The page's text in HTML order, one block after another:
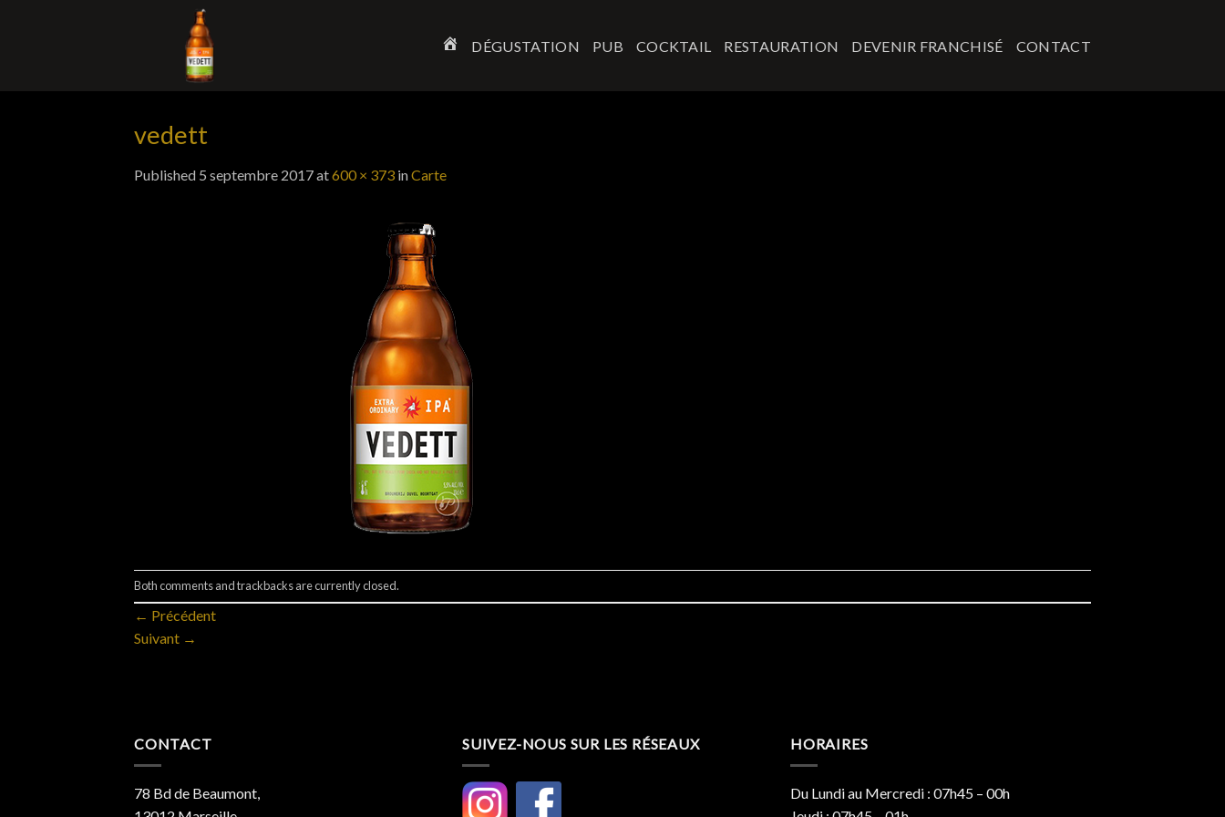
ACCUEIL
DÉGUSTATION PUB COCKTAIL RESTAURATION DEVENIR FRANCHISÉ CONTACT
vedett
Published 5 septembre 2017at600 × 373 inCarte
Both comments and trackbacks are currently closed.
← Précédent
Suivant →
CONTACT
78 Bd de Beaumont,
SUIVEZ-NOUS SUR LES RÉSEAUX HORAIRES
Du Lundi au Mercredi : 07h45 – 00h